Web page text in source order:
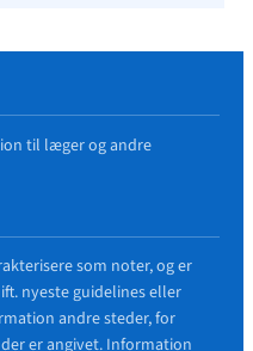
til læger og andre
som noter, og er
nyeste guidelines eller
andre steder, for
er angivet. Information